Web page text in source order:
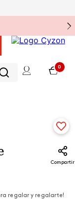
0
Compartir
regalar y regalarte!